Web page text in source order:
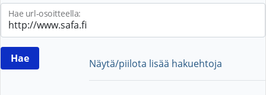
Hae url-osoitteella:
Näytä/piilota lisää hakuehtoja